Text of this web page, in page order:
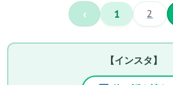
‹ 1 2
【インスタ】